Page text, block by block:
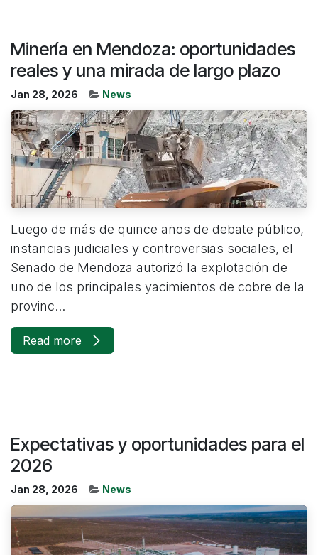
Minería en Mendoza: oportunidades
reales y una mirada de largo plazo
Jan 28, 2026 News
Luego de más de quince años de debate público,
instancias judiciales y controversias sociales, el
Senado de Mendoza autorizó la explotación de
uno de los principales yacimientos de cobre de la
provinc...
Read more
Expectativas y oportunidades para el
2026
Jan 28, 2026 News